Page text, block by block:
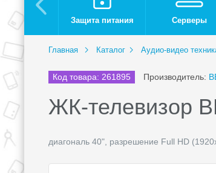
Защита питания Серверы
Главная Каталог Аудио-видео
Код товара: 261895 Производитель:
ЖК-телевизор
диагональ 40", разрешение Full HD